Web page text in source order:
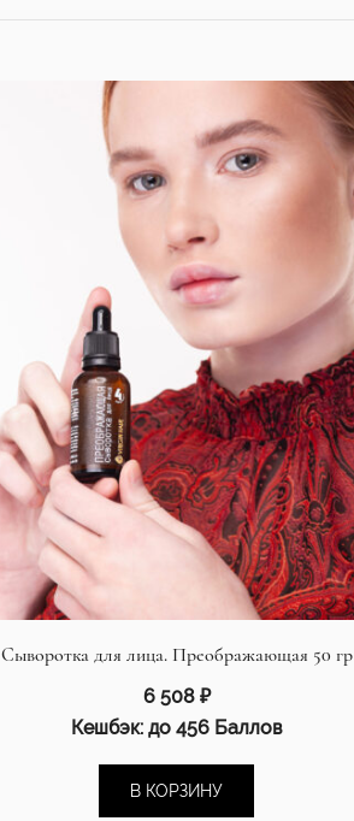
Сыворотка для лица. Преображающая 50 гр
6 508 ₽
Кешбэк: до 456 Баллов
В КОРЗИНУ